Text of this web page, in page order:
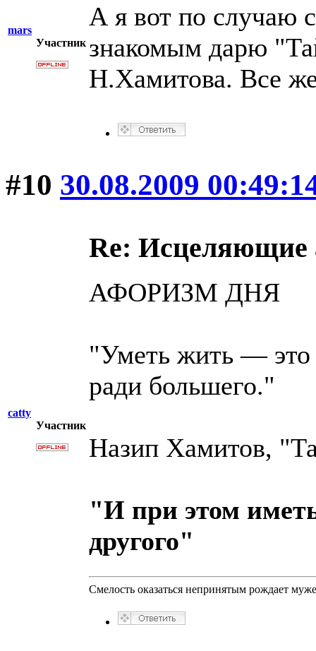
mars
Участник
А я вот по случаю
знакомым дарю
Н.Хамитова. Все
#10 30.08.2009
catty
Участник
Re: Исцеляющие
АФОРИЗМ ДНЯ
"Уметь жить — это
ради большего."
Назип Хамитов,
"И при этом
другого"
Смелость оказаться непринятым рождает